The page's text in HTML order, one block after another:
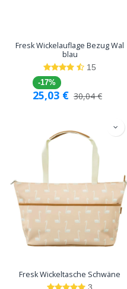
Fresk Wickelauflage Bezug Wal
blau
15
-17%
25,03 € 30,04€
Fresk Wickeltasche Schwäne
3